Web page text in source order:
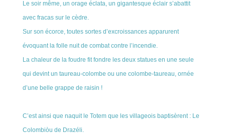
Le soir même, un orage éclata, un gigantesque éclair s’abattit
avec fracas sur le cèdre.
Sur son écorce, toutes sortes d’excroissances apparurent
évoquant la folle nuit de combat contre l’incendie.
La chaleur de la foudre fit fondre les deux statues en une seule
qui devint un taureau-colombe ou une colombe-taureau, ornée
d’une belle grappe de raisin !
C’est ainsi que naquit le Totem que les villageois baptisèrent : Le
Colombiòu de Drazéli.